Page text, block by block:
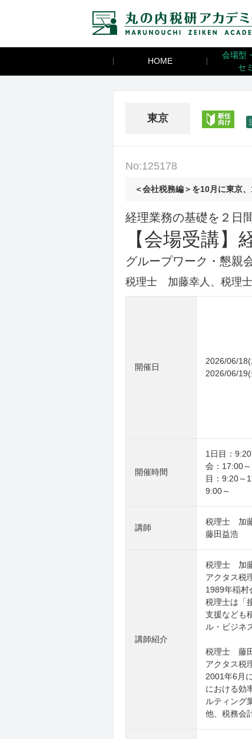
HOME
会場型
セ
東京
新任
No:125178
＜会社税務編＞を10月に東京
経理業務の基礎を２日
【会場受講
グループワーク・懇親
税理士 加藤幸人、税理
開催日
2026/06/18(
2026/06/19(
開催時間
1日目：
会：17:00
目：9:20
9:00～
講師
税理士 加
藤田益浩
講師紹介
税理士 加
アクタス税
1989年稲村
税理士は「
支援なども
ル・ビジネ
税理士 藤
アクタス税
2001年6月
における効
ルティング
他、税務会